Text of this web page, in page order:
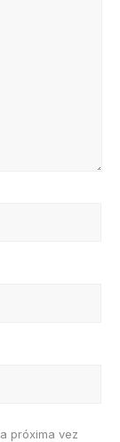
próxima vez